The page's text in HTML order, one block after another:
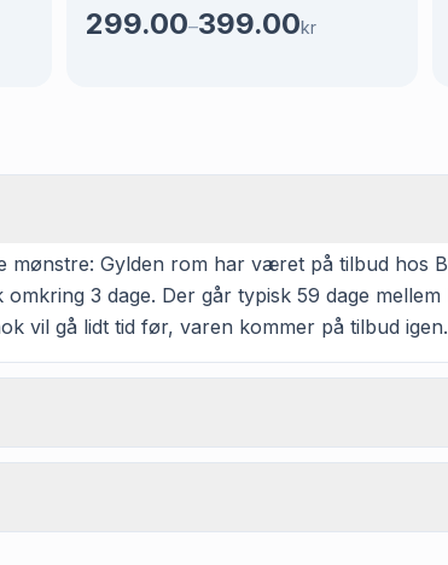
299.00–399.00kr
mønstre: Gylden rom har været på tilbud hos
3 dage. Der går typisk 59 dage
vil gå lidt tid før, varen kommer på tilbud igen.